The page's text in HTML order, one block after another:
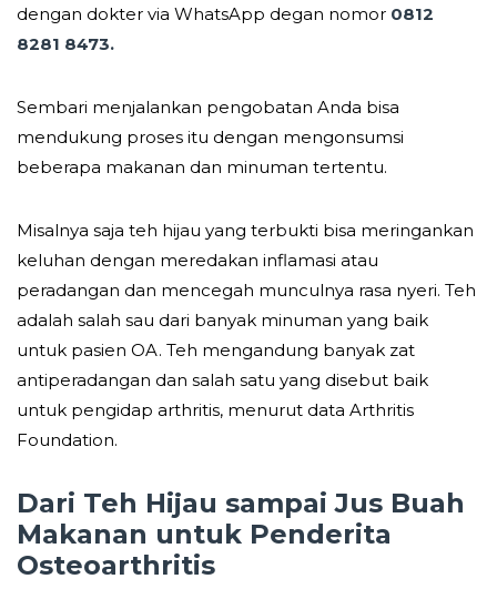
dengan dokter via WhatsApp degan nomor 0812
8281 8473.
Sembari menjalankan pengobatan Anda bisa
mendukung proses itu dengan mengonsumsi
beberapa makanan dan minuman tertentu.
Misalnya saja teh hijau yang terbukti bisa meringankan
keluhan dengan meredakan inflamasi atau
peradangan dan mencegah munculnya rasa nyeri. Teh
adalah salah sau dari banyak minuman yang baik
untuk pasien OA. Teh mengandung banyak zat
antiperadangan dan salah satu yang disebut baik
untuk pengidap arthritis, menurut data Arthritis
Foundation.
Dari Teh Hijau sampai Jus Buah
Makanan untuk Penderita
Osteoarthritis